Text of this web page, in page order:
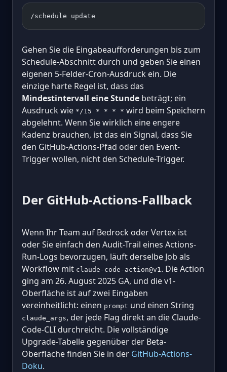
/schedule update
Gehen Sie die Eingabeaufforderungen bis zum
Schedule-Abschnitt durch und geben Sie einen
eigenen 5-Felder-Cron-Ausdruck ein. Die
einzige harte Regel ist, dass das
Mindestintervall eine Stunde beträgt; ein
Ausdruck wie */15 * * * * wird beim Speichern
abgelehnt. Wenn Sie wirklich eine engere
Kadenz brauchen, ist das ein Signal, dass Sie
den GitHub-Actions-Pfad oder den Event-
Trigger wollen, nicht den Schedule-Trigger.
Der GitHub-Actions-Fallback
Wenn Ihr Team auf Bedrock oder Vertex ist
oder Sie einfach den Audit-Trail eines Actions-
Run-Logs bevorzugen, läuft derselbe Job als
Workflow mit claude-code-action@v1 . Die Action
ging am 26. August 2025 GA, und die v1-
Oberfläche ist auf zwei Eingaben
vereinheitlicht: einen prompt und einen String
claude_args, der jede Flag direkt an die Claude-
Code-CLI durchreicht. Die vollständige
Upgrade-Tabelle gegenüber der Beta-
Oberfläche finden Sie in der GitHub-Actions-
Doku.